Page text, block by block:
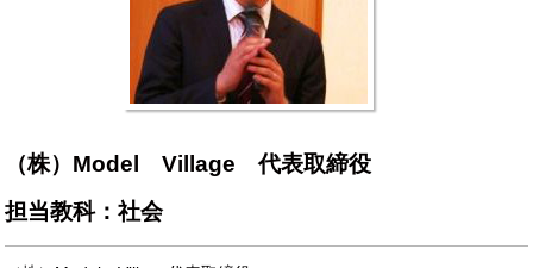
（株）Model Village 代表取締役
担当教科：社会